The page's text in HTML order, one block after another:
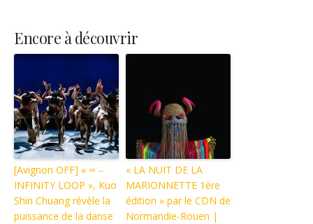
Encore à découvrir
[Avignon OFF] « ∞ ‒
INFINITY LOOP », Kuo
Shin Chuang révèle la
puissance de la danse
« LA NUIT DE LA
MARIONNETTE 1ère
édition » par le CDN de
Normandie-Rouen |